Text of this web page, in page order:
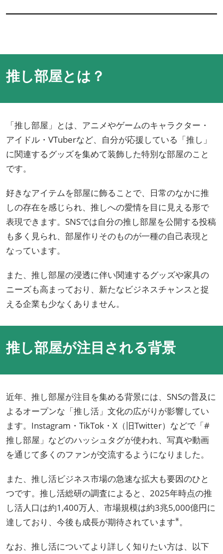
推し部屋とは？
「推し部屋」とは、アニメやゲームのキャラクター・
アイドル・VTuberなど、自分が応援している「推し」
に関連するグッズを集めて装飾した特別な部屋のこと
です。
好きなアイテムを部屋に飾ることで、日常のなかに推
しの存在を感じられ、推しへの愛情を目に見える形で
表現できます。SNSでは自分の推し部屋を公開する投稿
も多く見られ、部屋作りそのものが一種の自己表現と
なっています。
また、推し部屋の浸透に伴い関連するグッズや家具の
ニーズも高まっており、新たなビジネスチャンスと捉
える企業も少なくありません。
推し部屋が注目される背景
近年、推し部屋が注目を集める背景には、SNSの普及に
よるオープンな「推し活」文化の広がりが影響してい
ます。Instagram・TikTok・X（旧Twitter）などで「#
推し部屋」などのハッシュタグが使われ、写真や動画
を通じて多くのファンが交流するようになりました。
また、推し活ビジネス市場の急速な拡大も要因のひと
つです。推し活総研の調査によると、2025年時点の推
し活人口は約1,400万人、市場規模は約3兆5,000億円に
達しており、今後も成長が期待されています※。
なお、推し活についてより詳しく知りたい方は、以下